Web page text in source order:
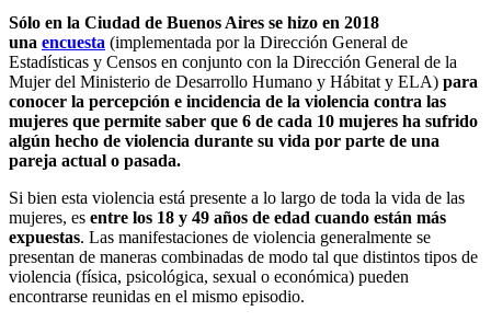
Sólo en la Ciudad de Buenos Aires se hizo en 2018
una encuesta (implementada por la Dirección General de
Estadísticas y Censos en conjunto con la Dirección General de la
Mujer del Ministerio de Desarrollo Humano y Hábitat y ELA) para
conocer la percepción e incidencia de la violencia contra las
mujeres que permite saber que 6 de cada 10 mujeres ha sufrido
algún hecho de violencia durante su vida por parte de una
pareja actual o pasada.
Si bien esta violencia está presente a lo largo de toda la vida de las
mujeres, es entre los 18 y 49 años de edad cuando están más
expuestas. Las manifestaciones de violencia generalmente se
presentan de maneras combinadas de modo tal que distintos tipos de
violencia (física, psicológica, sexual o económica) pueden
encontrarse reunidas en el mismo episodio.